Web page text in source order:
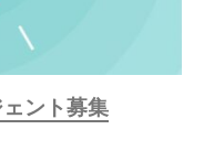
ント募集